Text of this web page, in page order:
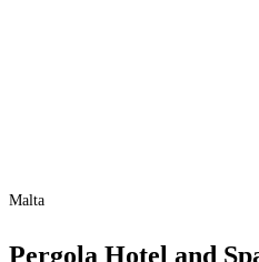
Malta
Pergola Hotel and